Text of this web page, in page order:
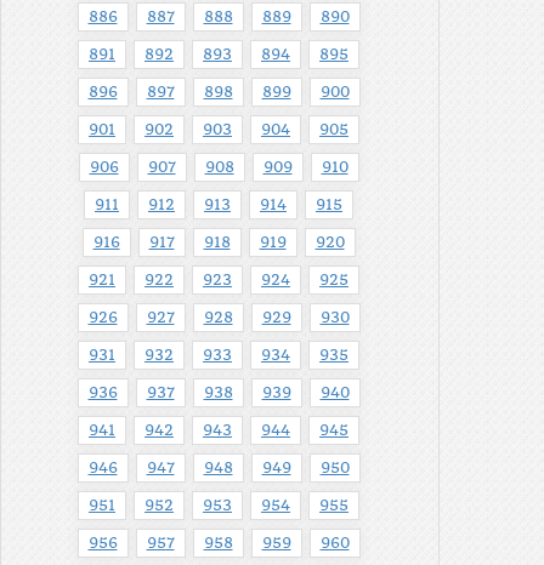
886 887 888 889 890
891 892 893 894 895
896 897 898 899 900
901 902 903 904 905
906 907 908 909 910
911 912 913 914 915
916 917 918 919 920
921 922 923 924 925
926 927 928 929 930
931 932 933 934 935
936 937 938 939 940
941 942 943 944 945
946 947 948 949 950
951 952 953 954 955
956 957 958 959 960